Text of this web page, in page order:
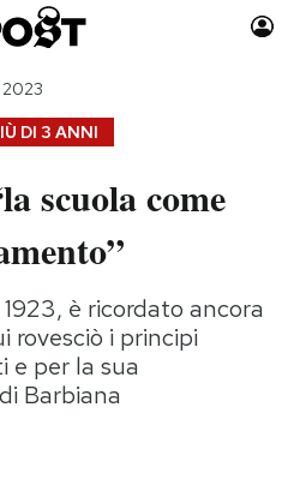
Auto
Moda
Consumismi
Storie/Idee
Ok Boomer!
Media
Europa
DI 3 ANNI
scuola come
è ricordato ancora
rovesciò i principi
e per la sua
Barbiana